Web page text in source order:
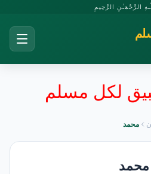
الرَّحْمَـٰنِ الرَّحِيمِ
لكل مسلم
محمد
محمد